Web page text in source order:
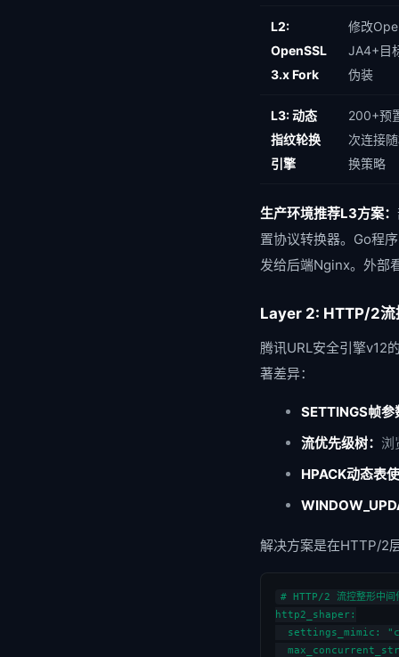
L2:
OpenSSL
3.x Fork
修改
JA4+目
伪装
L3: 动态
指纹轮换
引擎
200+预
次连接
换策略
生产环境推荐L3方案：
置协议转换器。Go程
发给后端Nginx。外部
Layer 2: HTTP/2流
腾讯URL安全引擎v12
著差异：
SETTINGS帧参
流优先级树： 浏
HPACK动态表
解决方案是在HTTP/2
# HTTP/2 流控整形中间
http2_shaper:
settings_mimic: